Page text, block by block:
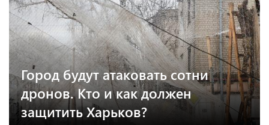
Город будут атаковать сотни
дронов. Кто и как должен
защитить Харьков?